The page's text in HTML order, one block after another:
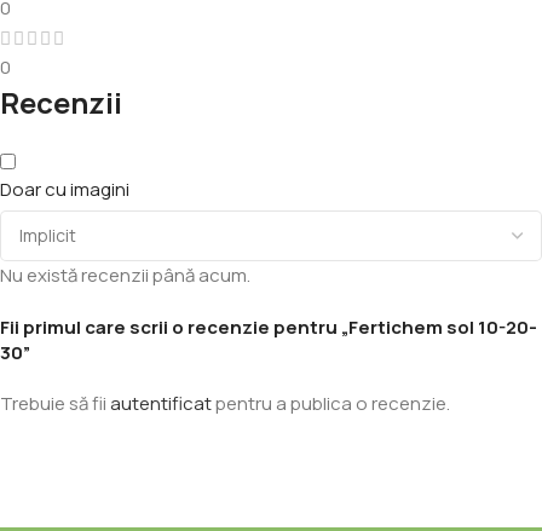
0
0
Recenzii
Doar cu imagini
Nu există recenzii până acum.
Fii primul care scrii o recenzie pentru „Fertichem sol 10-20-
30”
Trebuie să fiiautentificatpentru a publica o recenzie.